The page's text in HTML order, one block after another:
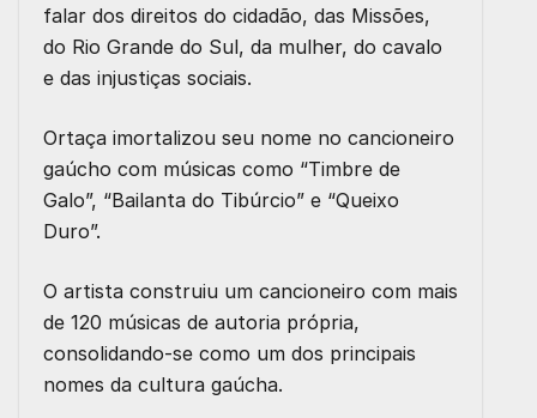
falar dos direitos do cidadão, das Missões,
do Rio Grande do Sul, da mulher, do cavalo
e das injustiças sociais.
Ortaça imortalizou seu nome no cancioneiro
gaúcho com músicas como “Timbre de
Galo”, “Bailanta do Tibúrcio” e “Queixo
Duro”.
O artista construiu um cancioneiro com mais
de 120 músicas de autoria própria,
consolidando-se como um dos principais
nomes da cultura gaúcha.